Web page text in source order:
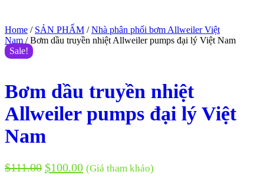
Home / SẢN PHẨM /Nhà phân phối bơm Allweiler Việt
Nam / Bơm dầu truyền nhiệt Allweiler pumps đại lý Việt Nam
Sale!
Bơm dầu truyền nhiệt
Allweiler pumps đại lý Việt
Nam
$111.00 $100.00 (Giá tham khảo)